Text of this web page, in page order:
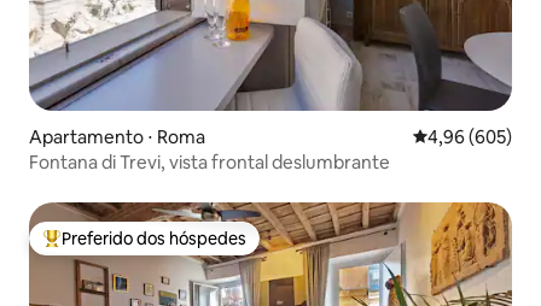
Apartamento ⋅ Roma 4,96 de uma
4,96 (605)
Fontana di Trevi, vista frontal deslumbrante
Entre os melhores preferidos dos hóspedes
Preferido dos hóspedes